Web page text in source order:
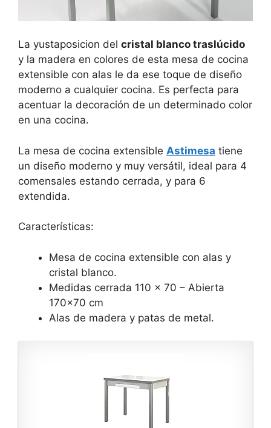
La yustaposicion del cristal blanco traslúcido
y la madera en colores de esta mesa de cocina
extensible con alas le da ese toque de diseño
moderno a cualquier cocina. Es perfecta para
acentuar la decoración de un determinado color
en una cocina.
La mesa de cocina extensible Astimesa tiene
un diseño moderno y muy versátil, ideal para 4
comensales estando cerrada, y para 6
extendida.
Características:
Mesa de cocina extensible con alas y
cristal blanco.
Medidas cerrada 110 x 70 – Abierta
170×70 cm
Alas de madera y patas de metal.